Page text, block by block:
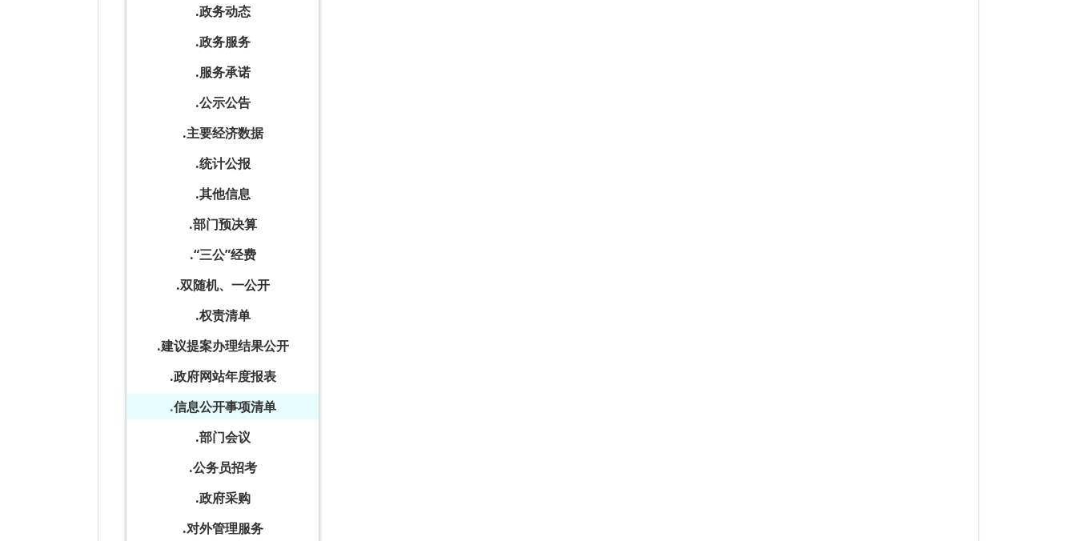
政务动态
政务服务
服务承诺
公示公告
主要经济数据
统计公报
其他信息
部门预决算
“三公”经费
双随机、一公开
权责清单
建议提案办理结果公开
政府网站年度报表
信息公开事项清单
部门会议
公务员招考
政府采购
对外管理服务